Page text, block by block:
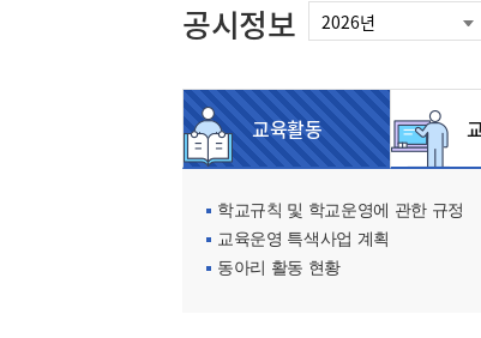
공시정보
교육활동
학교규칙 및 학교운영에 관한 규정
교육운영 특색사업 계획
동아리 활동 현황